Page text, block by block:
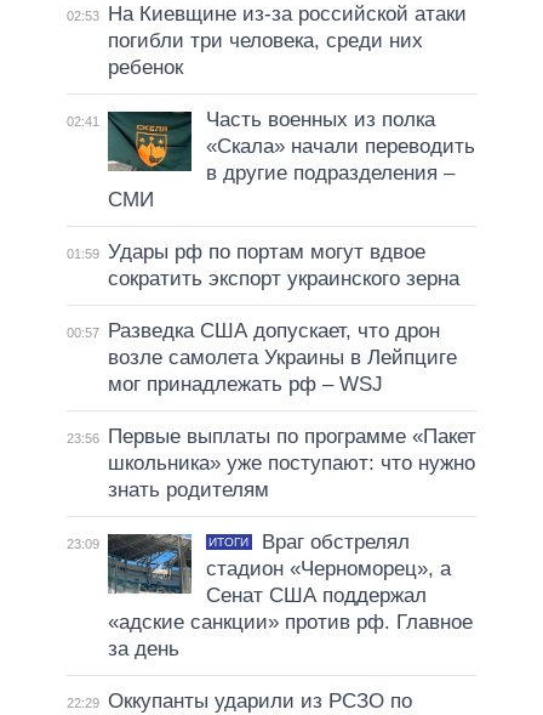
02:53
На Киевщине из-за российской атаки
погибли три человека, среди них
ребенок
02:41
Часть военных из полка
«Скала» начали переводить
в другие подразделения –
СМИ
01:59 Удары рф по портам могут вдвое
сократить экспорт украинского зерна
00:57
Разведка США допускает, что дрон
возле самолета Украины в Лейпциге
мог принадлежать рф – WSJ
23:56
Первые выплаты по программе «Пакет
школьника» уже поступают: что нужно
знать родителям
23:09 ИТОГИ
Враг обстрелял
стадион «Черноморец», а
Сенат США поддержал
«адские санкции» против рф. Главное
за день
22:29 Оккупанты ударили из РСЗО по